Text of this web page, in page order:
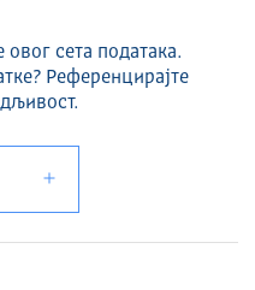
сета података.
Референцирајте